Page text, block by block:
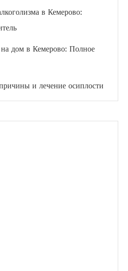
в Кемерово:
дом в Кемерово: Полное
и лечение осиплости